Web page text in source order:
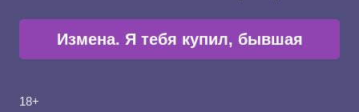
Измена. Я тебя купил, бывшая
18+